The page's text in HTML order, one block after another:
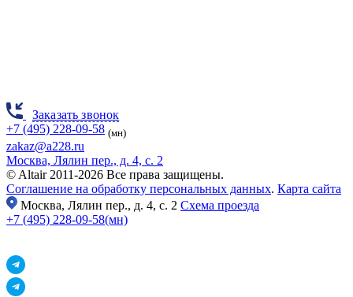
Заказать звонок
+7 (495) 228-09-58 (мн)
zakaz@a228.ru
Москва, Лялин пер., д. 4, с. 2
© Altair 2011-2026 Все права защищены.
Соглашение на обработку персональных данных. Карта сайта
Москва, Лялин пер., д. 4, с. 2 Схема проезда
+7 (495) 228-09-58(мн)